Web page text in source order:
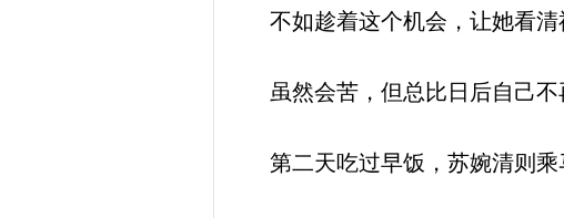
不如趁着这个机会，让她看清
虽然会苦，但总比日后自己不
第二天吃过早饭，苏婉清则乘